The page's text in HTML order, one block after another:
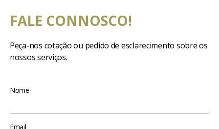
FALE CONNOSCO!
Peça-nos cotação ou pedido de esclarecimento sobre os
nossos serviços.
Nome
Email